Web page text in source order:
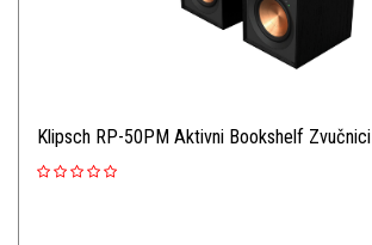
Klipsch RP-50PM Aktivni Bookshelf Zvučnici